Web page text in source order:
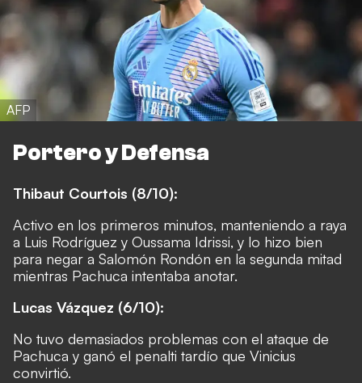
AFP
Portero y Defensa
Thibaut Courtois (8/10):
Activo en los primeros minutos, manteniendo a raya
a Luis Rodríguez y Oussama Idrissi, y lo hizo bien
para negar a Salomón Rondón en la segunda mitad
mientras Pachuca intentaba anotar.
Lucas Vázquez (6/10):
No tuvo demasiados problemas con el ataque de
Pachuca y ganó el penalti tardío que Vinicius
convirtió.